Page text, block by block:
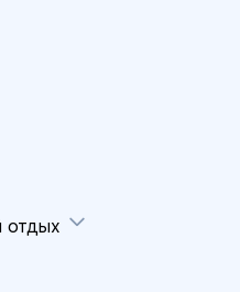
отдых